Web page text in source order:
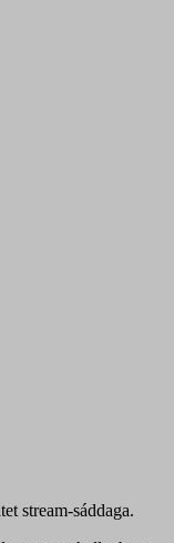
stream-sáddaga.